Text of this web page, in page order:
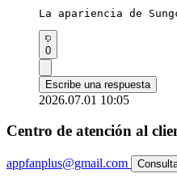
La apariencia de
0
Escribe una respuesta
2026.07.01 10:05
Centro de atención al
appfanplus@gmail.com